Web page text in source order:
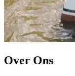
Over Ons